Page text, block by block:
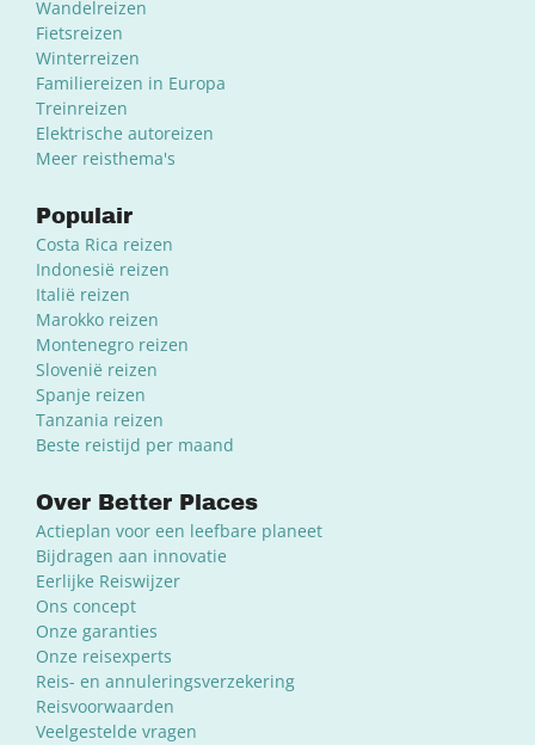
Wandelreizen
Fietsreizen
Winterreizen
Familiereizen in Europa
Treinreizen
Elektrische autoreizen
Meer reisthema's
Populair
Costa Rica reizen
Indonesië reizen
Italië reizen
Marokko reizen
Montenegro reizen
Slovenië reizen
Spanje reizen
Tanzania reizen
Beste reistijd per maand
Over Better Places
Actieplan voor een leefbare planeet
Bijdragen aan innovatie
Eerlijke Reiswijzer
Ons concept
Onze garanties
Onze reisexperts
Reis- en annuleringsverzekering
Reisvoorwaarden
Veelgestelde vragen